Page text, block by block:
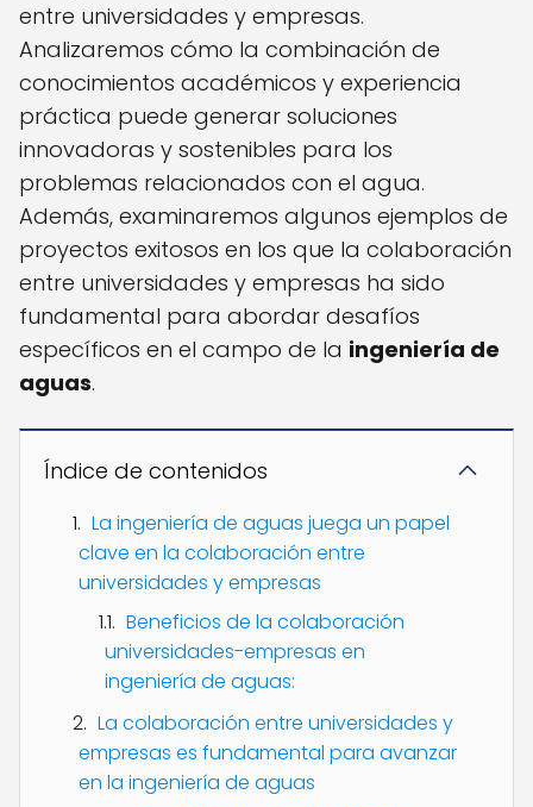
entre universidades y empresas.
Analizaremos cómo la combinación de
conocimientos académicos y experiencia
práctica puede generar soluciones
innovadoras y sostenibles para los
problemas relacionados con el agua.
Además, examinaremos algunos ejemplos de
proyectos exitosos en los que la colaboración
entre universidades y empresas ha sido
fundamental para abordar desafíos
específicos en el campo de la ingeniería de
aguas.
Índice de contenidos
La ingeniería de aguas juega un papel
clave en la colaboración entre
universidades y empresas
Beneficios de la colaboración
universidades-empresas en
ingeniería de aguas:
La colaboración entre universidades y
empresas es fundamental para avanzar
en la ingeniería de aguas